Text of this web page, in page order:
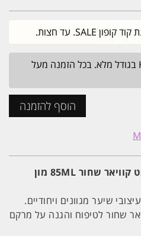
מתנה! סרום לשיער מבית H.A בגודל מלא. בכל הזמנה מעל
הוסף להזמנה
ווקס חימר לשיער במראה מט קוויאר שחור 85ML מון
שיער מגוונים ויחודיים.
שחור לטיפוח והגנה על מרקם